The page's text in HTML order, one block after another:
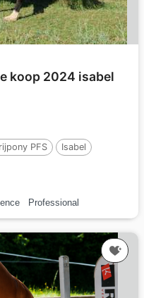
koop 2024 isabel
PFS
Isabel
Professional